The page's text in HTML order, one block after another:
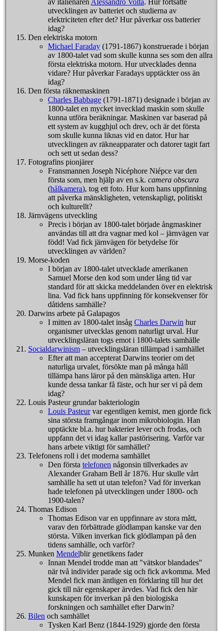
av italienaren Alessandro Volta. Hur fortsatte
utvecklingen av batteriet och studierna av
elektriciteten efter det? Hur påverkar oss batterier
idag?
Den elektriska motorn
Michael Faraday (1791-1867) konstruerade i början
av 1800-talet vad som skulle kunna ses som den allra
första elektriska motorn. Hur utvecklades denna
vidare? Hur påverkar Faradays upptäckter oss än
idag?
Den första räknemaskinen
Charles Babbage (1791-1871) designade i början av
1800-talet en mycket invecklad maskin som skulle
kunna utföra beräkningar. Maskinen var baserad på
ett system av kugghjul och drev, och är det första
som skulle kunna liknas vid en dator. Hur har
utvecklingen av räkneapparater och datorer tagit fart
och sett ut sedan dess?
Fotografins pionjärer
Fransmannen Joseph Nicéphore Niépce var den
första som, men hjälp av en s.k. camera obscura
(hålkamera), tog ett foto. Hur kom hans uppfinning
att påverka mänskligheten, vetenskapligt, politiskt
och kulturellt?
Järnvägens utveckling
Precis i början av 1800-talet började ångmaskiner
användas till att dra vagnar med kol – järnvägen var
född! Vad fick järnvägen för betydelse för
utvecklingen av världen?
Morse-koden
I början av 1800-talet utvecklade amerikanen
Samuel Morse den kod som under lång tid var
standard för att skicka meddelanden över en elektrisk
lina. Vad fick hans uppfinning för konsekvenser för
dåtidens samhälle?
Darwins arbete på Galapagos
I mitten av 1800-talet insåg Charles Darwin hur
organismer utvecklas genom naturligt urval. Hur
utvecklingsläran togs emot i 1800-talets samhälle
Socialdarwinism – utvecklingsläran tillämpad i samhället
Efter att man accepterat Darwins teorier om det
naturliga urvalet, försökte man på många håll
tillämpa hans läror på den mänskliga arten. Hur
kunde dessa tankar få fäste, och hur ser vi på dem
idag?
Louis Pasteur grundar bakteriologin
Louis Pasteurvar egentligen kemist, men gjorde fick
sina största framgångar inom mikrobiologin. Han
upptäckte bl.a. hur bakterier lever och frodas, och
uppfann det vi idag kallar pastörisering. Varför var
hans arbete viktigt för samhället?
Telefonens roll i det moderna samhället
Den första telefonen någonsin tillverkades av
Alexander Graham Bell år 1876. Hur skulle vårt
samhälle ha sett ut utan telefon? Vad för inverkan
hade telefonen på utvecklingen under 1800- och
1900-talen?
Thomas Edison
Thomas Edison var en uppfinnare av stora mått,
varav den förbättrade glödlampan kanske var den
största. Vilken inverkan fick glödlampan på den
tidens samhälle, och varför?
Munken Mendelblir genetikens fader
Innan Mendel trodde man att "vätskor blandades"
när två individer parade sig och fick avkomma. Med
Mendel fick man äntligen en förklaring till hur det
gick till när egenskaper ärvdes. Vad fick den här
kunskapen för inverkan på den biologiska
forskningen och samhället efter Darwin?
Bilen och samhället
Tysken Karl Benz (1844-1929) gjorde den första